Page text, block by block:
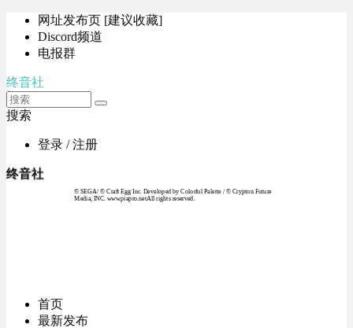
网址发布页 [建议收藏]
Discord频道
电报群
终音社
搜索
登录 / 注册
终音社
© SEGA / © Craft Egg Inc. Developed by Colorful Palette / © Crypton Future
Media, INC. www.piapro.netAll rights reserved.
首页
最新发布